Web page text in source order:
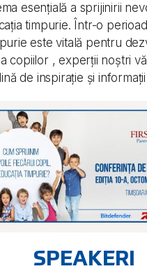
esențială a sprijinirii
timpurie. Într-o
este vitală pentru
copiilor , experții noștri
de inspirație și
SPEAKERI